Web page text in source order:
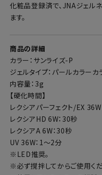
化粧品登録済で、JNAジェル
ます。
商品の詳細
カラー：サンライズ-P
ジェルタイプ：パールカラーカ
内容量：3g
【硬化時間】
レクシアパーフェクト/EX
レクシアHD 6W：30秒
レクシアA 6W：30秒
UV 36W：1～2分
※LED推奨。
※必ず撹拌してからご使用くだ